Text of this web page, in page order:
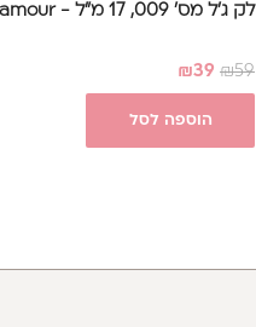
לק ג'ל מס' 009, 17 מ"ל - Glamour
₪59
₪39
הוספה לסל